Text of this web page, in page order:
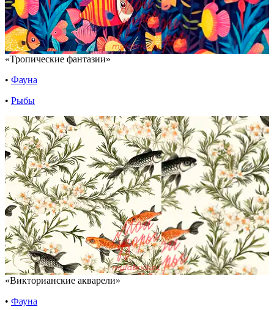
«Тропические фантазии»
• Фауна
• Рыбы
«Викторианские акварели»
• Фауна